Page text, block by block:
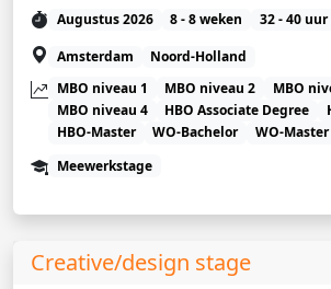
Augustus 2026 8 - 8 weken
32 - 40
Amsterdam
Noord-Holland
MBO niveau 1
MBO niveau 2
MBO
MBO niveau 4
HBO Associate Degree
HBO-Master
WO-Bachelor
WO-Master
Meewerkstage
Creative/design stage